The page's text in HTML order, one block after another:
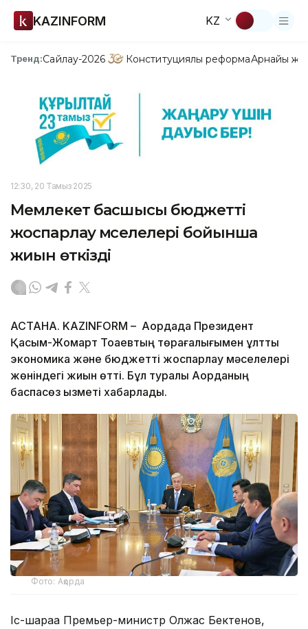
KAZINFORM KZ
Тренд:Сайлау-2026 Конституциялық реформаАрнайы
12:30, 20 Тамыз 2025
Мемлекет басшысы бюджетті
жоспарлау мәселелері бойынша
жиын өткізді
АСТАНА. KAZINFORM – Ақордада Президент
Қасым-Жомарт Тоқаевтың төрағалығымен ұлттық
экономика және бюджетті жоспарлау мәселелері
жөніндегі жиын өтті. Бұл туралы Ақорданың
баспасөз қызметі хабарлады.
Фото: Ақорда
Іс-шараға Премьер-министр Олжас Бектенов,